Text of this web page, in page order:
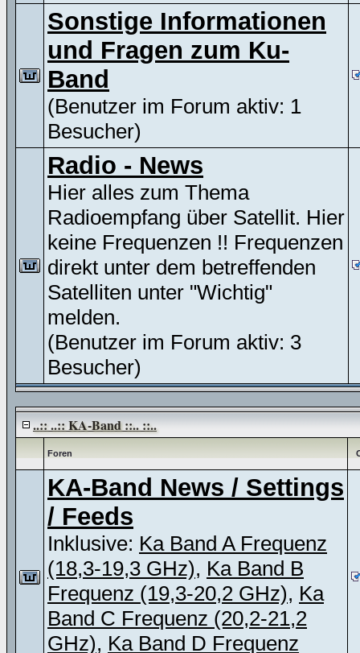
Sonstige Informationen
und Fragen zum Ku-
Band
(Benutzer im Forum aktiv: 1
Besucher)
Radio - News
Hier alles zum Thema
Radioempfang über Satellit. Hier
keine Frequenzen !! Frequenzen
direkt unter dem betreffenden
Satelliten unter "Wichtig"
melden.
(Benutzer im Forum aktiv: 3
Besucher)
..:: ..:: KA-Band ::.. ::..
Foren
KA-Band News / Settings
/ Feeds
Inklusive: Ka Band A Frequenz
(18,3-19,3 GHz), Ka Band B
Frequenz (19,3-20,2 GHz), Ka
Band C Frequenz (20,2-21,2
GHz), Ka Band D Frequenz